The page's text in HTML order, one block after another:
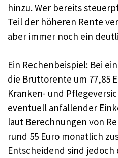
hinzu. Wer bereits
Teil der höheren Rente
aber immer noch ein
Ein Rechenbeispiel: Bei
die Bruttorente um 77,85
Kranken- und
eventuell anfallender
laut Berechnungen von
rund 55 Euro monatlich
Entscheidend sind